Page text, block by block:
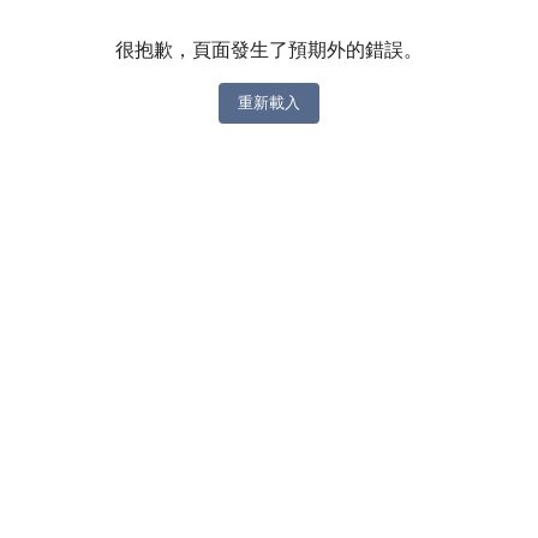
很抱歉，頁面發生了預期外的錯誤。
重新載入